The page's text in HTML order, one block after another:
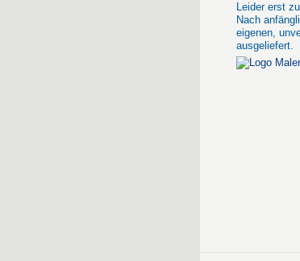
Leider erst
Nach
eigenen,
ausgeliefert.